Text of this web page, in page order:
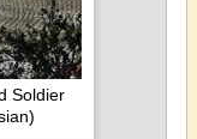
Soldier